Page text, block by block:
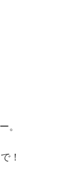
。
！